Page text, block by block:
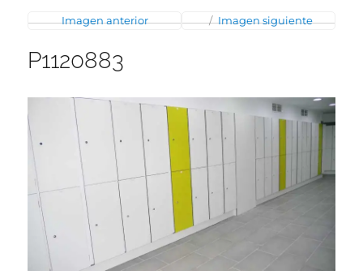
Imagen anterior Imagen siguiente
P1120883